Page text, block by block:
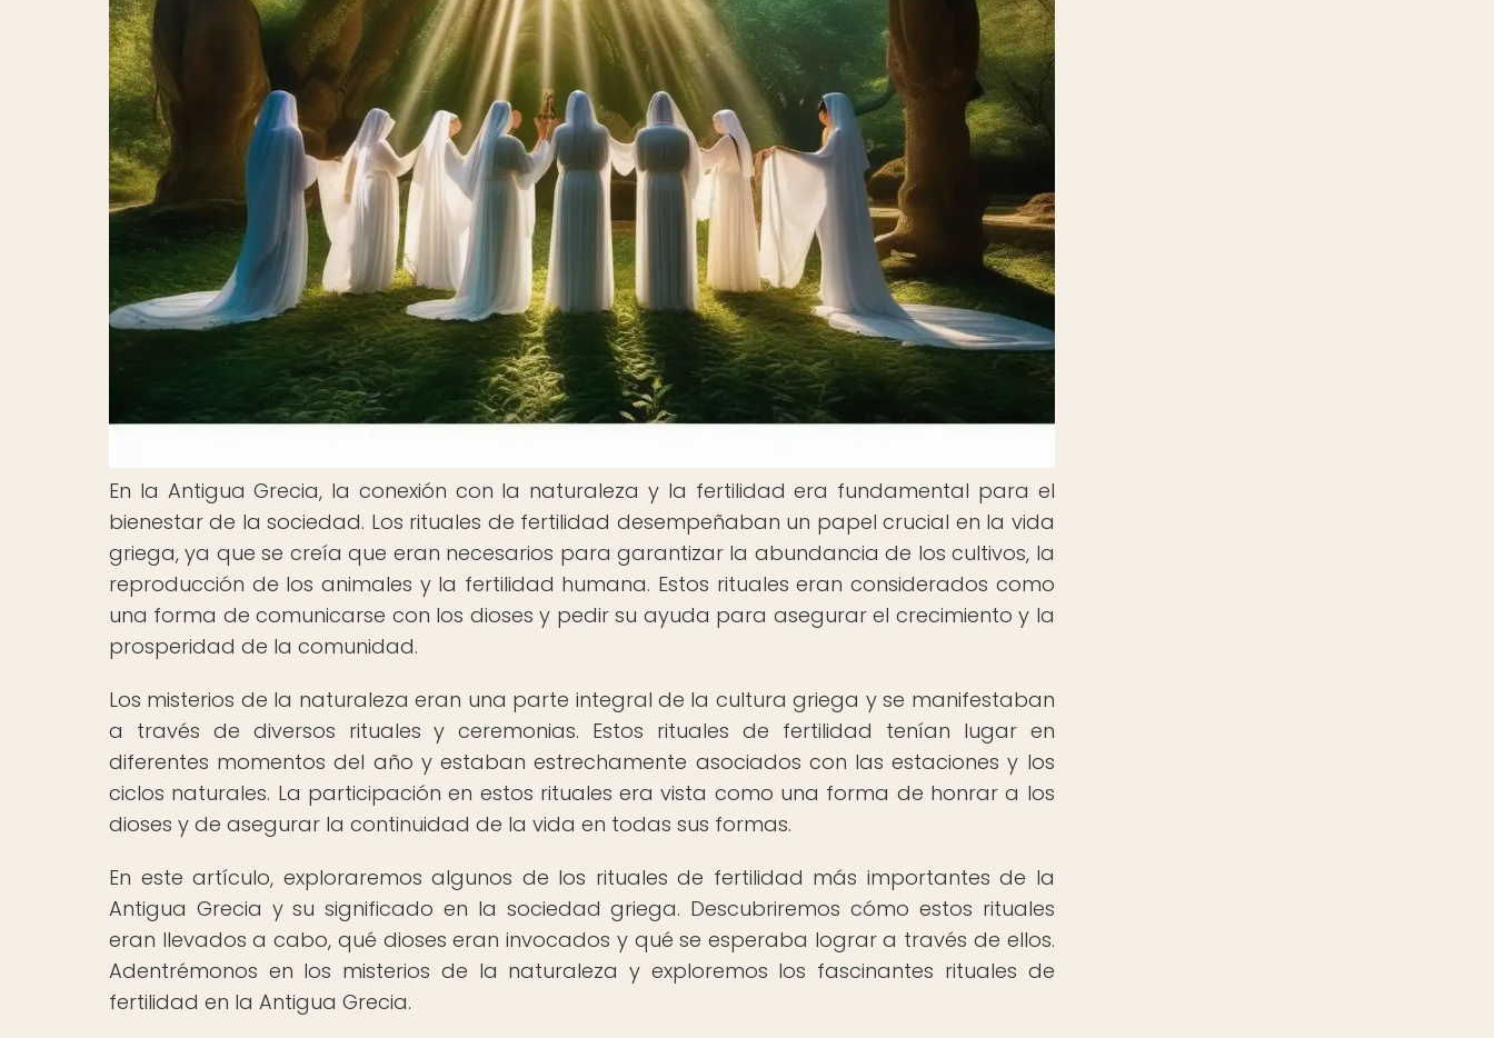
En la Antigua Grecia, la conexión con la naturaleza y la fertilidad era fundamental para el
bienestar de la sociedad. Los rituales de fertilidad desempeñaban un papel crucial en la vida
griega, ya que se creía que eran necesarios para garantizar la abundancia de los cultivos, la
reproducción de los animales y la fertilidad humana. Estos rituales eran considerados como
una forma de comunicarse con los dioses y pedir su ayuda para asegurar el crecimiento y la
prosperidad de la comunidad.
Los misterios de la naturaleza eran una parte integral de la cultura griega y se manifestaban
a través de diversos rituales y ceremonias. Estos rituales de fertilidad tenían lugar en
diferentes momentos del año y estaban estrechamente asociados con las estaciones y los
ciclos naturales. La participación en estos rituales era vista como una forma de honrar a los
dioses y de asegurar la continuidad de la vida en todas sus formas.
En este artículo, exploraremos algunos de los rituales de fertilidad más importantes de la
Antigua Grecia y su significado en la sociedad griega. Descubriremos cómo estos rituales
eran llevados a cabo, qué dioses eran invocados y qué se esperaba lograr a través de ellos.
Adentrémonos en los misterios de la naturaleza y exploremos los fascinantes rituales de
fertilidad en la Antigua Grecia.